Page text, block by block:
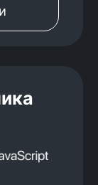
планировать
выполнение.
другими